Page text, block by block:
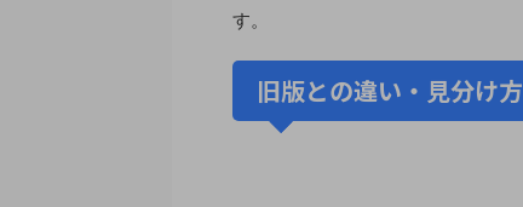
す。
旧版との違い・見分け方